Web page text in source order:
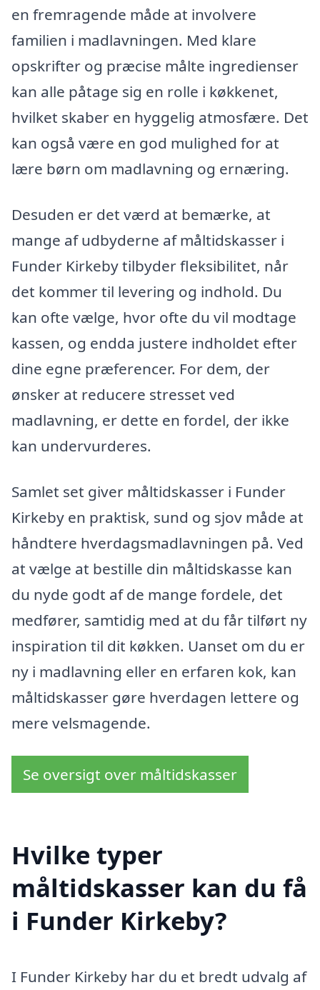
en fremragende måde at involvere
familien i madlavningen. Med klare
opskrifter og præcise målte ingredienser
kan alle påtage sig en rolle i køkkenet,
hvilket skaber en hyggelig atmosfære. Det
kan også være en god mulighed for at
lære børn om madlavning og ernæring.
Desuden er det værd at bemærke, at
mange af udbyderne af måltidskasser i
Funder Kirkeby tilbyder fleksibilitet, når
det kommer til levering og indhold. Du
kan ofte vælge, hvor ofte du vil modtage
kassen, og endda justere indholdet efter
dine egne præferencer. For dem, der
ønsker at reducere stresset ved
madlavning, er dette en fordel, der ikke
kan undervurderes.
Samlet set giver måltidskasser i Funder
Kirkeby en praktisk, sund og sjov måde at
håndtere hverdagsmadlavningen på. Ved
at vælge at bestille din måltidskasse kan
du nyde godt af de mange fordele, det
medfører, samtidig med at du får tilført ny
inspiration til dit køkken. Uanset om du er
ny i madlavning eller en erfaren kok, kan
måltidskasser gøre hverdagen lettere og
mere velsmagende.
Se oversigt over måltidskasser
Hvilke typer
måltidskasser kan du få
i Funder Kirkeby?
I Funder Kirkeby har du et bredt udvalg af